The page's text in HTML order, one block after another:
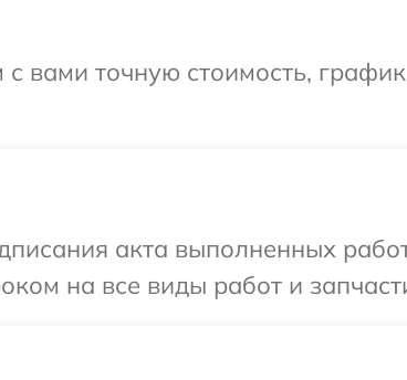
вами точную стоимость,
акта выполненных
на все виды работ и